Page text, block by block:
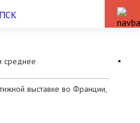
среднее
выставке во Франции,